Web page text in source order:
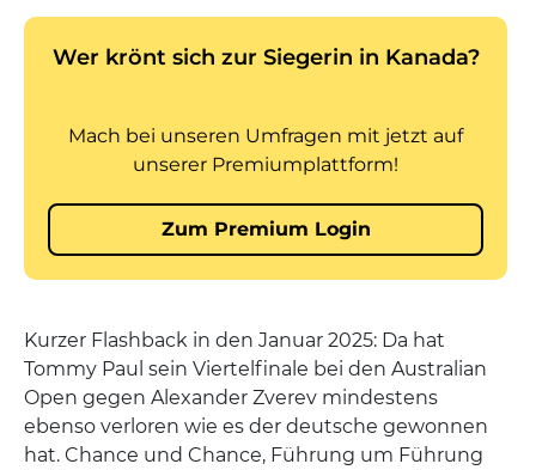
Kurzer Flashback in den Januar 2025: Da hat
Tommy Paul sein Viertelfinale bei den Australian
Open gegen Alexander Zverev mindestens
ebenso verloren wie es der deutsche gewonnen
hat. Chance und Chance, Führung um Führung